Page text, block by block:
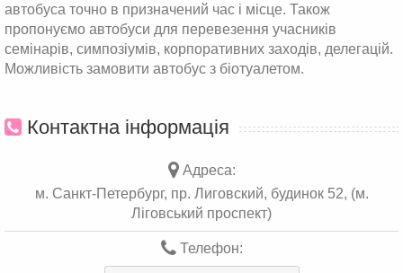
автобуса точно в призначений час і місце. Також
пропонуємо автобуси для перевезення учасників
семінарів, симпозіумів, корпоративних заходів, делегацій.
Можливість замовити автобус з біотуалетом.
Контактна інформація
Адреса:
м. Санкт-Петербург, пр. Лиговский, будинок 52, (м.
Ліговський проспект)
Телефон: